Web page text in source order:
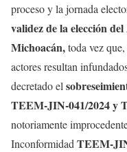
proceso y la jornada
validez de la eleccióndel
Michoacán,toda vez
actores resultan
decretado el
TEEM-JIN-041/2024 y
notoriamente
Inconformidad TEEM-